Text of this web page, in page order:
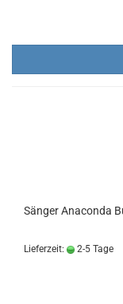
Sänger Anaconda
Lieferzeit: 2-5 Tage